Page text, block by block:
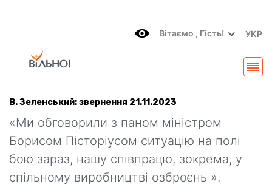
Вітаємo , Гість! УКР
В. Зеленський: звернення 21.11.2023
«Ми обговорили з паном міністром
Борисом Пісторіусом ситуацію на полі
бою зараз, нашу співпрацю, зокрема, у
спільному виробництві озброєнь ».